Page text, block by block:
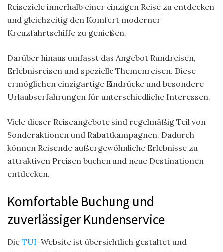
Reiseziele innerhalb einer einzigen Reise zu entdecken
und gleichzeitig den Komfort moderner
Kreuzfahrtschiffe zu genießen.
Darüber hinaus umfasst das Angebot Rundreisen,
Erlebnisreisen und spezielle Themenreisen. Diese
ermöglichen einzigartige Eindrücke und besondere
Urlaubserfahrungen für unterschiedliche Interessen.
Viele dieser Reiseangebote sind regelmäßig Teil von
Sonderaktionen und Rabattkampagnen. Dadurch
können Reisende außergewöhnliche Erlebnisse zu
attraktiven Preisen buchen und neue Destinationen
entdecken.
Komfortable Buchung und
zuverlässiger Kundenservice
Die TUI-Website ist übersichtlich gestaltet und